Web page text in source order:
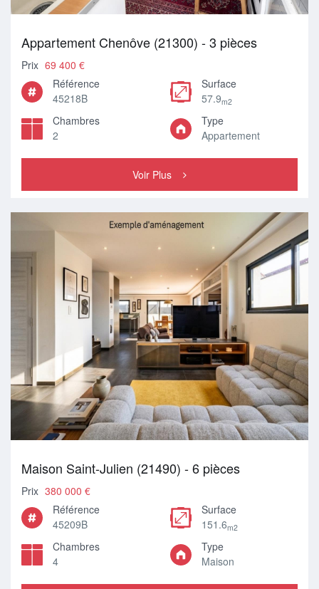
Appartement Chenôve (21300) - 3 pièces
Prix 69 400 €
Référence
45218B
Surface
57.9m2
Chambres
2
Type
Appartement
Voir Plus
Maison Saint-Julien (21490) - 6 pièces
Prix 380 000 €
Référence
45209B
Surface
151.6m2
Chambres
4
Type
Maison